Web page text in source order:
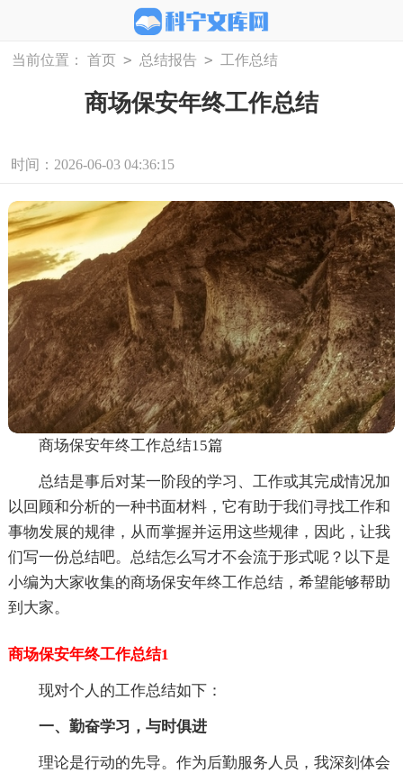
当前位置： 首页 > 总结报告 > 工作总结
商场保安年终工作总结
时间：2026-06-03 04:36:15
商场保安年终工作总结15篇
总结是事后对某一阶段的学习、工作或其完成情况加
以回顾和分析的一种书面材料，它有助于我们寻找工作和
事物发展的规律，从而掌握并运用这些规律，因此，让我
们写一份总结吧。总结怎么写才不会流于形式呢？以下是
小编为大家收集的商场保安年终工作总结，希望能够帮助
到大家。
商场保安年终工作总结1
现对个人的工作总结如下：
一、勤奋学习，与时俱进
理论是行动的先导。作为后勤服务人员，我深刻体会